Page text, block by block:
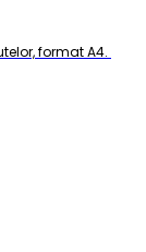
format A4.